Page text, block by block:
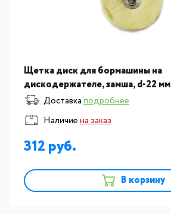
Щетка диск для бормашины на
дискодержателе, замша, d-22 мм
Доставкаподробнее
Наличиена заказ
312
В корзину